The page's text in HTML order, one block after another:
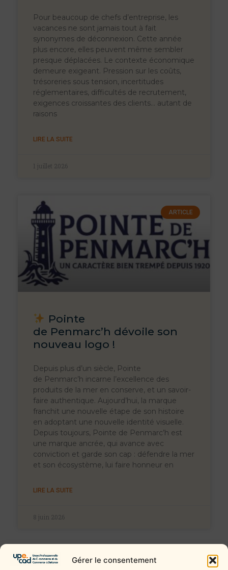
Gérer le consentement
Pour beaucoup de chefs d’entreprise, les
vacances ne sont jamais tout à fait
synonymes de déconnexion. Cette année
plus encore, elles peuvent même sembler
presque déplacées. Le contexte économique
demeure exigeant. Pression sur les coûts,
trésoreries sous tension, incertitudes
réglementaires, difficultés de recrutement,
exigences croissantes des clients… autant de
raisons
LIRE LA SUITE
1 juillet 2026
ARTICLE
Pointe
de Penmarc’h dévoile son
nouveau logo !
Depuis plus d’un siècle, Pointe
de Penmarc’h incarne l’excellence des
produits de la mer en conserve, et un savoir-
faire authentique. Aujourd’hui, la marque
franchit une nouvelle étape de son histoire
en adoptant une nouvelle identité visuelle.
Depuis toujours, Pointe de Penmarc’h est
une marque ancrée, qui avance avec
conviction et garde son cap : défendre la mer
et son écosystème, lui faire honneur en
LIRE LA SUITE
8 juin 2026